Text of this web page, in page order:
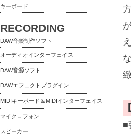
■
キーボード
RECORDING
DAW音楽制作ソフト
オーディオインターフェイス
DAW音源ソフト
DAWエフェクトプラグイン
MIDIキーボード＆MIDIインターフェイス
マイクロフォン
スピーカー